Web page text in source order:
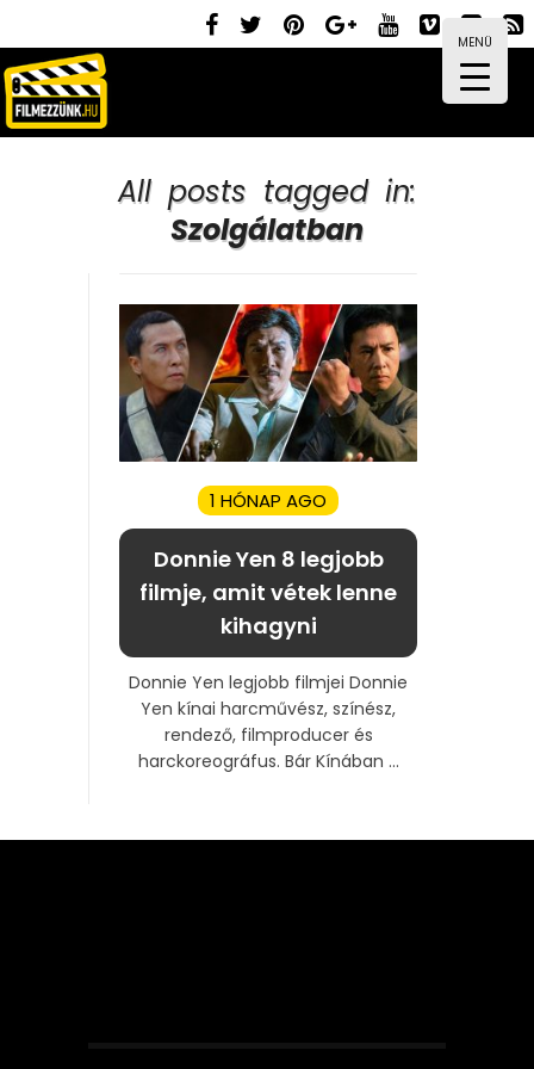
MENÜ
All posts tagged in:
Szolgálatban
1 HÓNAP AGO
Donnie Yen 8 legjobb
filmje, amit vétek lenne
kihagyni
Donnie Yen legjobb filmjei Donnie
Yen kínai harcművész, színész,
rendező, filmproducer és
harckoreográfus. Bár Kínában ...